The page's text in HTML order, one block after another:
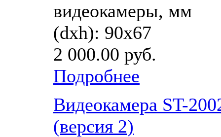
видеокамеры, мм
(dхh): 90х67
2 000.00 руб.
Подробнее
Видеокамера ST-
(версия 2)